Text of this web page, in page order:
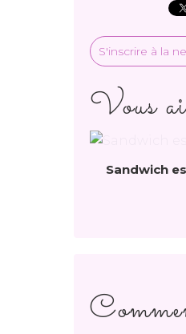
S'inscrire à la
Vous
Sandwich